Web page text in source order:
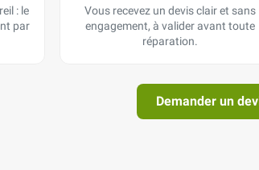
: le
par
Vous recevez un devis clair et sans
engagement, à valider avant toute
réparation.
Demander un